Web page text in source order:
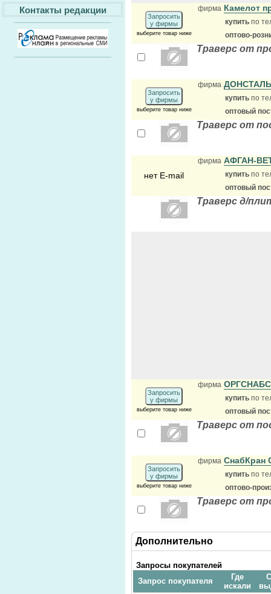
Контакты редакции
Запросить
у фирмы
выберите товар ниже
фирма Камелот
купить по
оптово-
Траверс от
Запросить
у фирмы
выберите товар ниже
фирма
купить по
оптовый
Траверс от
нет E-mail
фирма АФГАН-
купить по
оптовый
Траверс д/
Запросить
у фирмы
выберите товар ниже
фирма
купить по
оптовый
Траверс от
Запросить
у фирмы
выберите товар ниже
фирма
купить по
оптово-
Траверс от
Дополнительно
Запросы покупателей
Запрос покупателя
Где
искали